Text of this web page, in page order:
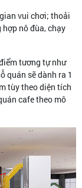
vui chơi; thoải
nô đùa, chạy
tương tự như
quán sẽ dành ra 1
tùy theo diện tích
cafe theo mô